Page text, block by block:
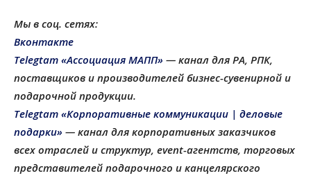
Мы в соц. сетях:
Вконтакте
Telegtam «Ассоциация МАПП» — канал для РА, РПК,
поставщиков и производителей бизнес-сувенирной и
подарочной продукции.
Telegtam «Корпоративные коммуникации | деловые
подарки» — канал для корпоративных заказчиков
всех отраслей и структур, еvent-агентств, торговых
представителей подарочного и канцелярского